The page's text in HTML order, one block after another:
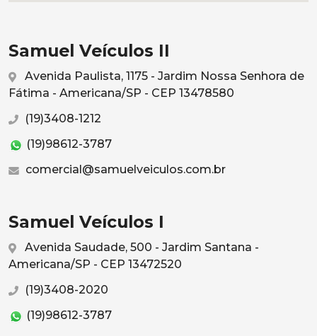
Samuel Veículos II
Avenida Paulista, 1175 - Jardim Nossa Senhora de
Fátima - Americana/SP - CEP 13478580
(19)3408-1212
(19)98612-3787
comercial@samuelveiculos.com.br
Samuel Veículos I
Avenida Saudade, 500 - Jardim Santana -
Americana/SP - CEP 13472520
(19)3408-2020
(19)98612-3787